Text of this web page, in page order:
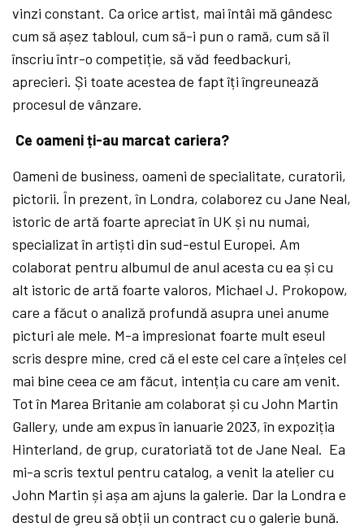
vinzi constant. Ca orice artist, mai întâi mă gândesc
cum să așez tabloul, cum să-i pun o ramă, cum să îl
înscriu într-o competiție, să văd feedbackuri,
aprecieri. Și toate acestea de fapt îți îngreunează
procesul de vânzare.
Ce oameni ți-au marcat cariera?
Oameni de business, oameni de specialitate, curatorii,
pictorii. În prezent, în Londra, colaborez cu Jane Neal,
istoric de artă foarte apreciat în UK și nu numai,
specializat în artiști din sud-estul Europei. Am
colaborat pentru albumul de anul acesta cu ea și cu
alt istoric de artă foarte valoros, Michael J. Prokopow,
care a făcut o analiză profundă asupra unei anume
picturi ale mele. M-a impresionat foarte mult eseul
scris despre mine, cred că el este cel care a înțeles cel
mai bine ceea ce am făcut, intenția cu care am venit.
Tot în Marea Britanie am colaborat și cu John Martin
Gallery, unde am expus în ianuarie 2023, în expoziția
Hinterland, de grup, curatoriată tot de Jane Neal. Ea
mi-a scris textul pentru catalog, a venit la atelier cu
John Martin și așa am ajuns la galerie. Dar la Londra e
destul de greu să obții un contract cu o galerie bună.